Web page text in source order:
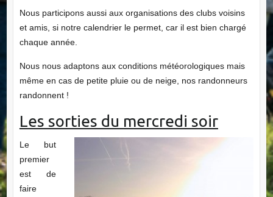
Nous participons aussi aux organisations des clubs voisins
et amis, si notre calendrier le permet, car il est bien chargé
chaque année.
Nous nous adaptons aux conditions météorologiques mais
même en cas de petite pluie ou de neige, nos randonneurs
randonnent !
Les sorties du mercredi soir
Le but
premier
est de
faire